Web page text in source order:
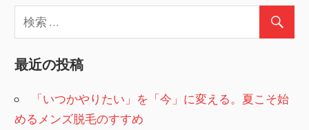
最近の投稿
「いつかやりたい」を「今」に変える。夏こそ始
めるメンズ脱毛のすすめ